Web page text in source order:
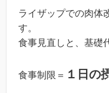
ライザップでの肉体
す。
食事見直しと、基礎
食事制限＝ １日の